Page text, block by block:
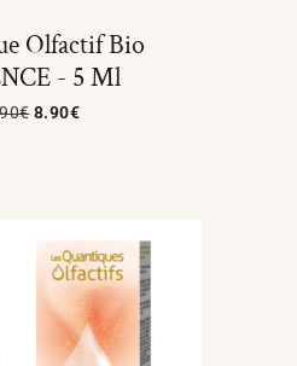
Olfactif Bio
- 5 Ml
€ 8.90€